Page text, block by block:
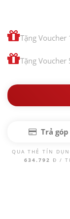
Tặng
Tặng
Trả góp
QUA THẺ TÍN
634.792 Đ /